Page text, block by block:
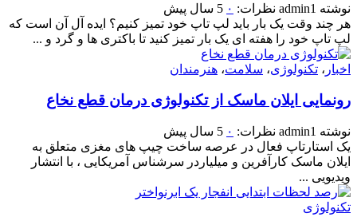
نوشته admin1 نظرات: ۰ 5 سال پیش
هر چند وقت یک بار باید لپ تاپ خود تمیز کنیم؟ ایده آل آن است که
لپ تاپ خود را هفته ای یک بار تمیز کنید تا باکتری ها و گرد و ...
اخبار ، تکنولوژی، سلامت، هنرمندان
رونمایی ایلان ماسک از تکنولوژی درمان قطع نخاع
نوشته admin1 نظرات: ۰ 5 سال پیش
یک استارتاپ فعال در عرصه ساخت چیپ های مغزی متعلق به
ایلان ماسک کارآفرین و میلیاردر سرشناس آمریکایی ، با انتشار
ویدیویی ...
تکنولوژی